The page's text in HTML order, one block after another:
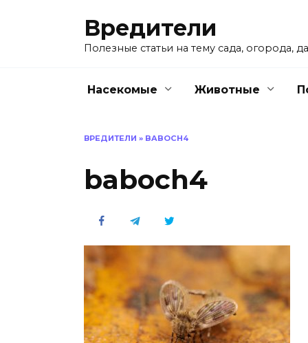
Вредители
Полезные статьи на тему сада, огорода,
Насекомые Животные
ВРЕДИТЕЛИ » BABOCH4
baboch4